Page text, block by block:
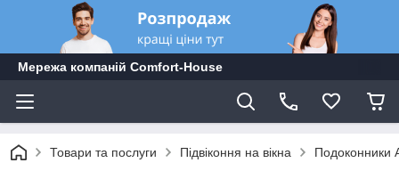
Мережа компаній Comfort-Hоuse
Товари та послуги Підвіконня на вікна Подоконники